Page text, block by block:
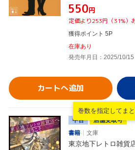
¥550円
定価より253円（31%）
獲得ポイント 5P
在庫あり
発売年月日：2025/10/15
カートへ追加
巻数を指定して ま
中古
店舗受取可
書籍
文庫
東京地下レトロ雑貨